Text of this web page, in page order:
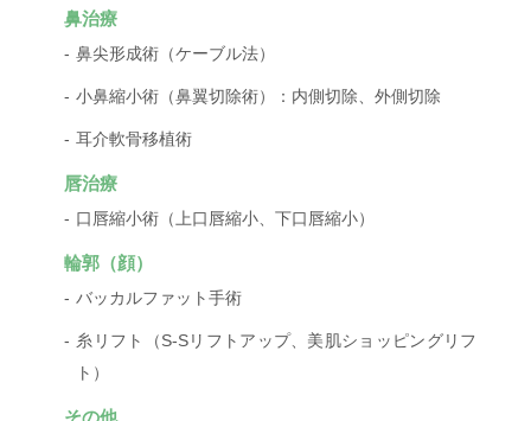
鼻治療
鼻尖形成術（ケーブル法）
小鼻縮小術（鼻翼切除術）：内側切除、外側切除
耳介軟骨移植術
唇治療
口唇縮小術（上口唇縮小、下口唇縮小）
輪郭（顔）
バッカルファット手術
糸リフト（S-Sリフトアップ、美肌ショッピングリフ
ト）